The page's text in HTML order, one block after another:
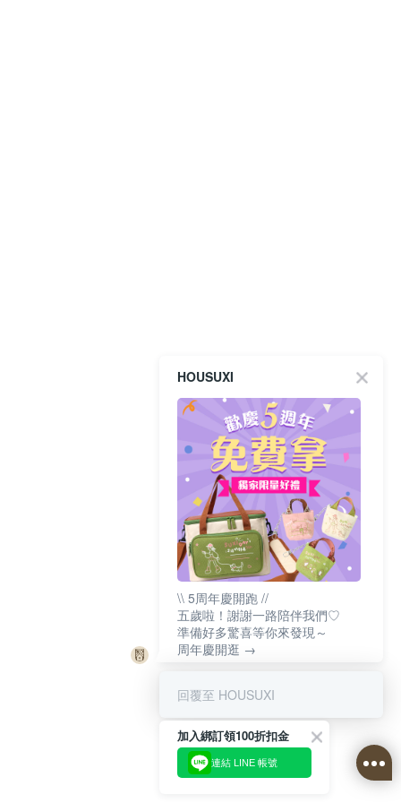
HOUSUXI
\\ 5周年慶開跑 //
五歲啦！謝謝一路陪伴我們♡
準備好多驚喜等你來發現～
周年慶開逛 →
回覆至 HOUSUXI
加入綁訂領100折扣金
連結 LINE 帳號